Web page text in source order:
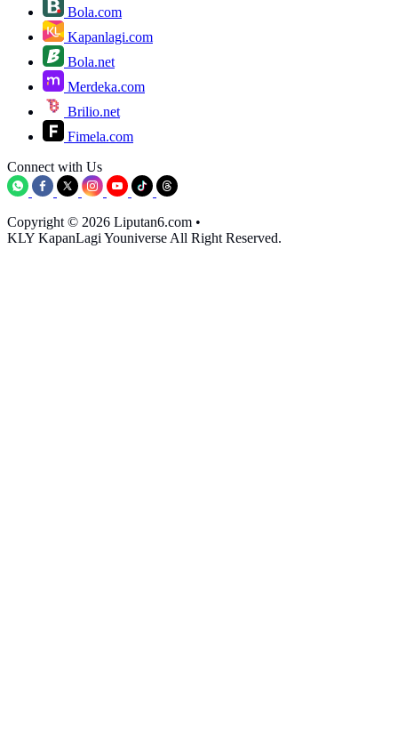
Bola.com
Kapanlagi.com
Bola.net
Merdeka.com
Brilio.net
Fimela.com
Connect with Us
Copyright © 2026 Liputan6.com •
KLY KapanLagi Youniverse All Right Reserved.